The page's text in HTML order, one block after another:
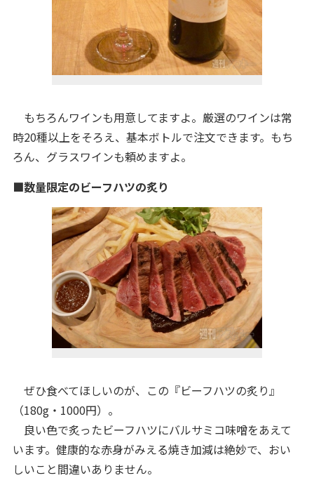
もちろんワインも用意してますよ。厳選のワインは常
時20種以上をそろえ、基本ボトルで注文できます。もち
ろん、グラスワインも頼めますよ。
■数量限定のビーフハツの炙り
ぜひ食べてほしいのが、この『ビーフハツの炙り』
（180g・1000円）。
良い色で炙ったビーフハツにバルサミコ味噌をあえて
います。健康的な赤身がみえる焼き加減は絶妙で、おい
しいこと間違いありません。